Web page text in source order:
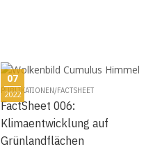
07
2022
PUBLIKATIONEN/FACTSHEET
FactSheet 006:
Klimaentwicklung auf
Grünlandflächen